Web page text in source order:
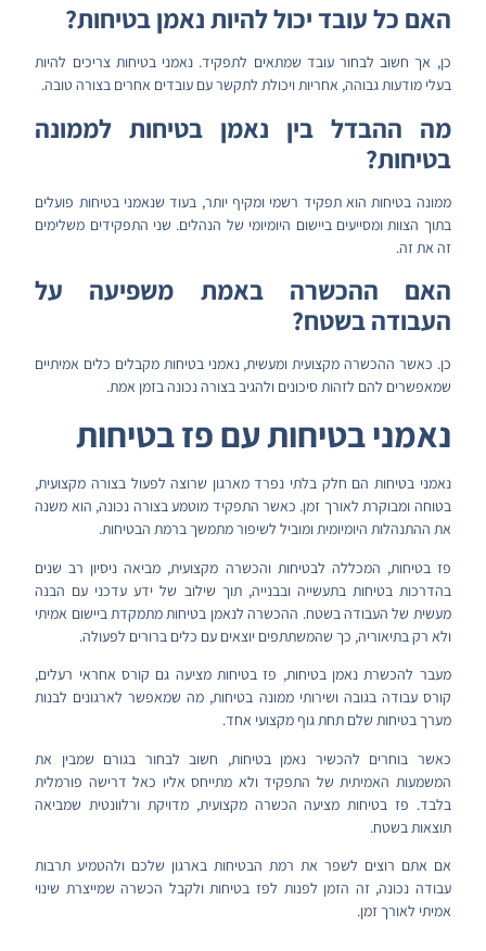
האם כל עובד יכול להיות נאמן בטיחות?
כן, אך חשוב לבחור עובד שמתאים לתפקיד. נאמני בטיחות צריכים להיות
בעלי מודעות גבוהה, אחריות ויכולת לתקשר עם עובדים אחרים בצורה טובה.
מה ההבדל בין נאמן בטיחות לממונה
בטיחות?
ממונה בטיחות הוא תפקיד רשמי ומקיף יותר, בעוד שנאמני בטיחות פועלים
בתוך הצוות ומסייעים ביישום היומיומי של הנהלים. שני התפקידים משלימים
זה את זה.
האם ההכשרה באמת משפיעה על
העבודה בשטח?
כן. כאשר ההכשרה מקצועית ומעשית, נאמני בטיחות מקבלים כלים אמיתיים
שמאפשרים להם לזהות סיכונים ולהגיב בצורה נכונה בזמן אמת.
נאמני בטיחות עם פז בטיחות
נאמני בטיחות הם חלק בלתי נפרד מארגון שרוצה לפעול בצורה מקצועית,
בטוחה ומבוקרת לאורך זמן. כאשר התפקיד מוטמע בצורה נכונה, הוא משנה
את ההתנהלות היומיומית ומוביל לשיפור מתמשך ברמת הבטיחות.
פז בטיחות, המכללה לבטיחות והכשרה מקצועית, מביאה ניסיון רב שנים
בהדרכות בטיחות בתעשייה ובבנייה, תוך שילוב של ידע עדכני עם הבנה
מעשית של העבודה בשטח. ההכשרה לנאמן בטיחות מתמקדת ביישום אמיתי
ולא רק בתיאוריה, כך שהמשתתפים יוצאים עם כלים ברורים לפעולה.
מעבר להכשרת נאמן בטיחות, פז בטיחות מציעה גם קורס אחראי רעלים,
קורס עבודה בגובה ושירותי ממונה בטיחות, מה שמאפשר לארגונים לבנות
מערך בטיחות שלם תחת גוף מקצועי אחד.
כאשר בוחרים להכשיר נאמן בטיחות, חשוב לבחור בגורם שמבין את
המשמעות האמיתית של התפקיד ולא מתייחס אליו כאל דרישה פורמלית
בלבד. פז בטיחות מציעה הכשרה מקצועית, מדויקת ורלוונטית שמביאה
תוצאות בשטח.
אם אתם רוצים לשפר את רמת הבטיחות בארגון שלכם ולהטמיע תרבות
עבודה נכונה, זה הזמן לפנות לפז בטיחות ולקבל הכשרה שמייצרת שינוי
אמיתי לאורך זמן.